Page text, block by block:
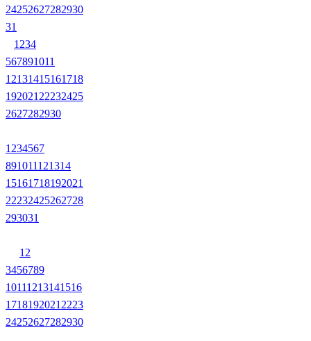
24252627282930
31
1 234
567891011
12131415161718
192021 22232425
2627282930
1 234567
891011121314
15161718192021
22232425262728
293031
1 2
3456789
10111213141516
1718192021 2223
24252627282930